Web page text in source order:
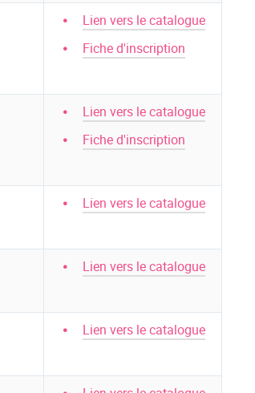
Lien vers le catalogue
Fiche d'inscription
Lien vers le catalogue
Fiche d'inscription
Lien vers le catalogue
Lien vers le catalogue
Lien vers le catalogue